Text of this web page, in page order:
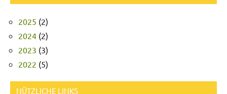
2025 (2)
2024 (2)
2023 (3)
2022 (5)
NÜTZLICHE LINKS